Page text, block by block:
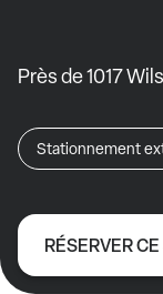
Près de 1017
Stationnement
RÉSERVER